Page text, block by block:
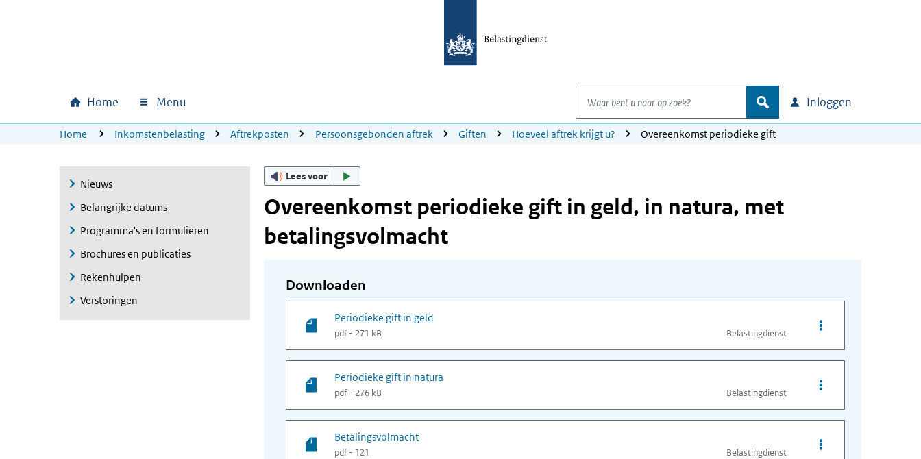
Hoofdnavigatie
Home Menu
Waar bent u naar op zoek?
zoek Inloggen
U bevindt zich hier:
Home Inkomstenbelasting Aftrekposten Persoonsgebonden aftrek Giften Hoeveel aftrek krijgt u? Overeenkomst periodieke gift
Nieuws
Belangrijke datums
Programma's en formulieren
Brochures en publicaties
Rekenhulpen
Verstoringen
Lees voor
Overeenkomst periodieke gift in geld, in natura, met
betalingsvolmacht
Downloaden
Periodieke gift in geld
pdf - 271 kB Belastingdienst
Opties van bestand
Periodieke gift in natura
pdf - 276 kB Belastingdienst
Opties van bestand
Betalingsvolmacht
pdf - 121 Belastingdienst
Opties van bestand